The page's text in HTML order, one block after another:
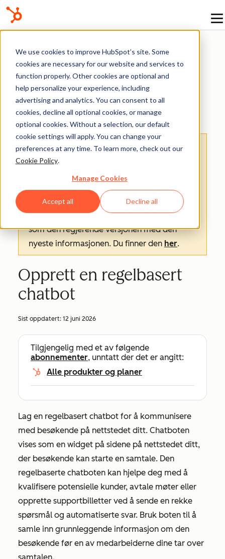
We use cookies to improve HubSpot’s site. Some
cookies are necessary for our website and services to
function properly. Other cookies are optional and
help personalize your experience, including
advertising and analytics. You can consent to all
cookies, decline all optional cookies, or manage
optional cookies. Without a selection, our default
cookie settings will apply. You can change your
preferences at any time. To learn more, check out our
Cookie Policy.
Manage Cookies
Accept all Decline all
Kunnskapsdatabase
Chat-flyter
: Denne artikkelen er oversatt av
praktiske årsaker. Oversettelsen opprettes
sikkert at den er korrekturlest. Den engelske
versjonen av denne artikkelen skal regnes
som den regjerende versjonen med den
nyeste informasjonen. Du finner den her.
Opprett en regelbasert
chatbot
Sist oppdatert: 12 juni 2026
Tilgjengelig med et av følgende
abonnementer, unntatt der det er angitt:
Alle produkter og planer
Lag en regelbasert chatbot for å kommunisere
med besøkende på nettstedet ditt. Chatboten
vises som en widget på sidene på nettstedet ditt,
der besøkende kan starte en samtale. Den
regelbaserte chatboten kan hjelpe deg med å
kvalifisere potensielle kunder, avtale møter eller
opprette supportbilletter ved å sende en rekke
spørsmål og automatiserte svar. Bruk boten til å
samle inn grunnleggende informasjon om den
besøkende før en av medarbeiderne dine tar over